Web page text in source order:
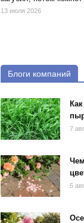
13 июля 2026
Блоги компаний
7
5